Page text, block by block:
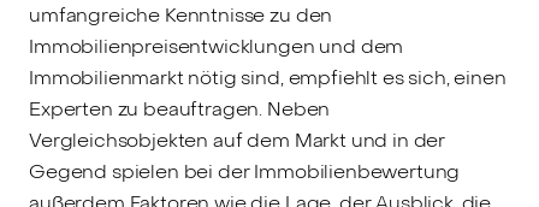
umfangreiche Kenntnisse zu den
Immobilienpreisentwicklungen und dem
Immobilienmarkt nötig sind, empfiehlt es sich, einen
Experten zu beauftragen. Neben
Vergleichsobjekten auf dem Markt und in der
Gegend spielen bei der Immobilienbewertung